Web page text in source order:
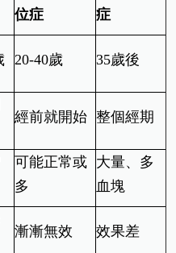
位症
症
20-40歲 35歲後
經前就開始 整個經期
可能正常或
多
大量、多
血塊
漸漸無效 效果差